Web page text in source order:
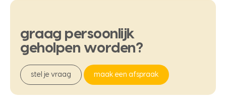
graag persoonlijk
geholpen worden?
stel je vraag maak een afspraak